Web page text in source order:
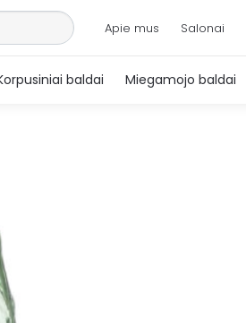
Apie mus Salonai
baldai Miegamojo baldai